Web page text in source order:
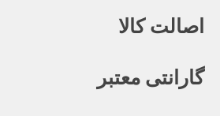
اصالت کالا
گارانتی معتبر